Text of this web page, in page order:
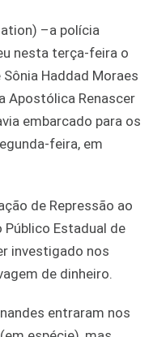
–a polícia
nesta terça-feira o
Haddad Moraes
Apostólica Renascer
embarcado para os
feira, em
de Repressão ao
Estadual de
investigado nos
de dinheiro.
entraram nos